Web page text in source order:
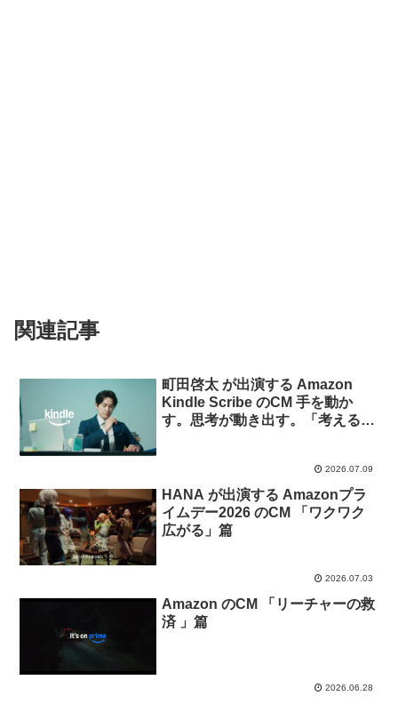
関連記事
町田啓太 が出演する Amazon
Kindle Scribe のCM 手を動か
す。思考が動き出す。「考える人
2026.07.09
HANA が出演する Amazonプラ
イムデー2026 のCM 「ワクワク
広がる」篇
2026.07.03
Amazon のCM 「リーチャーの救
済 」篇
2026.06.28